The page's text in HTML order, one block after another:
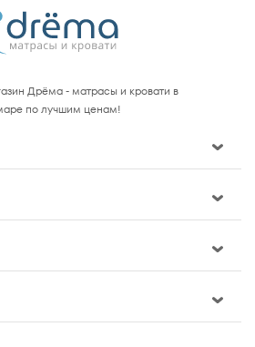
Дрёма - матрасы и кровати в
по лучшим ценам!